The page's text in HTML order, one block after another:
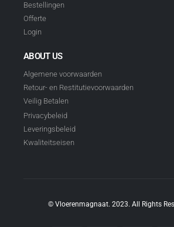
Bestellingen
Offerte
Login
ABOUT US
Algemene voorwaarden
Retour- en Restitutievoorwaarden
Veilig Betalen
Privacybeleid
Leveringsbeleid
Kwaliteitseisen
© Vloerenmagnaat. 2023. All Rights